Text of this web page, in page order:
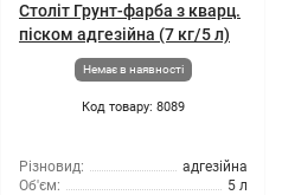
Століт Грунт-фарба з кварц.
піском адгезійна (7 кг/5 л)
Немає в наявності
Код товару: 8089
Різновид:
адгезійна
Об'єм:
5 л